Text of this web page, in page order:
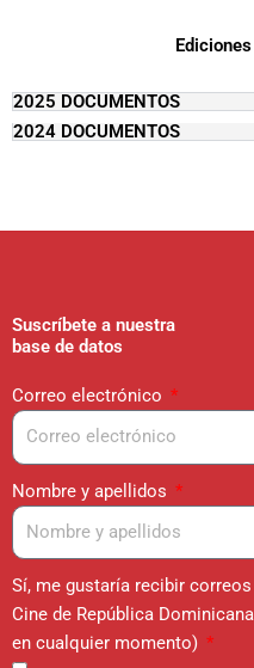
2025 DOCUMENTOS
2024 DOCUMENTOS
Suscríbete a nuestra
base de datos
Correo electrónico
Nombre y apellidos
Sí, me gustaría recibir
Cine de República
en cualquier momento)